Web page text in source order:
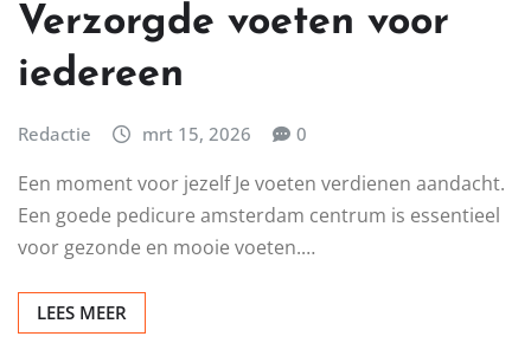
Verzorgde voeten voor
iedereen
Redactie mrt 15, 2026 0
Een moment voor jezelf Je voeten verdienen aandacht.
Een goede pedicure amsterdam centrum is essentieel
voor gezonde en mooie voeten.…
LEES MEER